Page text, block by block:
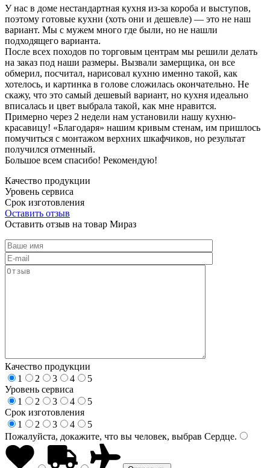
У нас в доме нестандартная кухня из-за короба и выступов,
поэтому готовые кухни (хоть они и дешевле) — это не наш
вариант. Мы с мужем много где были, но не нашли
подходящего варианта.
После всех походов по торговым центрам мы решили делать
на заказ под наши размеры. Вызвали замерщика, он все
обмерил, посчитал, нарисовал кухню именно такой, как
хотелось, и картинка в голове сложилась окончательно. Не
скажу, что это самый дешевый вариант, но кухня идеально
вписалась и цвет выбрала такой, как мне нравится.
Примерно через 2 недели нам установили нашу кухню-
красавицу! «Благодаря» нашим кривым стенам, им пришлось
помучиться с монтажом верхних шкафчиков, но результат
получился отменный.
Большое всем спасибо! Рекомендую!
Качество продукции
Уровень сервиса
Срок изготовления
Оставить отзыв
Оставить отзыв на товар Мираз
Качество продукции
1
2 3 4
5
Уровень сервиса
1
2 3 4
5
Срок изготовления
1
2 3 4
5
Пожалуйста, докажите, что вы человек, выбрав Сердце.